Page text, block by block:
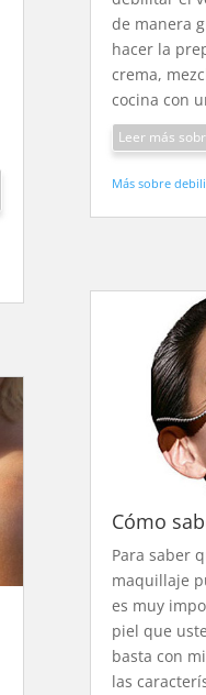
de manera
hacer la
crema,
cocina con
Leer más
Más
Cómo
Para saber
maquillaje
es muy
piel que
basta con
las